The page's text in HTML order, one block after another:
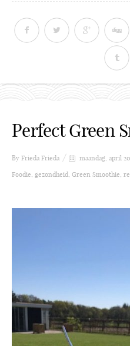
Perfect Green
By Frieda Frieda maandag, april
Foodie, gezondheid, Green Smoothie,